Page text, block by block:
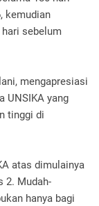
kemudian
sebelum
mengapresiasi
UNSIKA yang
tinggi di
atas dimulainya
2. Mudah-
hanya bagi